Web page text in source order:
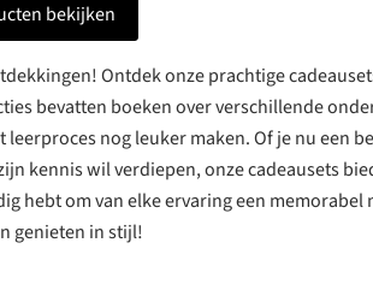
bekijken
Ontdek onze prachtige
bevatten boeken over verschillende
nog leuker maken. Of je nu een
kennis wil verdiepen, onze cadeausets
hebt om van elke ervaring een
genieten in stijl!